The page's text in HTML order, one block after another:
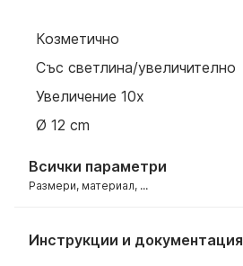
Козметично
Със светлина/увеличително
Увеличение 10x
Ø 12 cm
Всички параметри
Размери, материал, ...
Инструкции и документация